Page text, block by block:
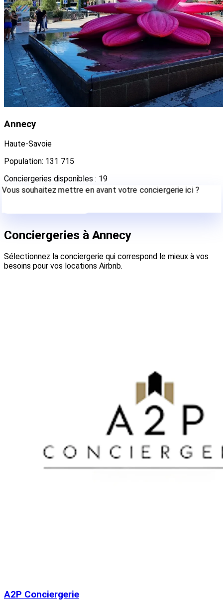
Annecy
Haute-Savoie
Population: 131 715
Conciergeries disponibles : 19
Vous souhaitez mettre en avant votre conciergerie ici ?
Conciergeries à Annecy
Sélectionnez la conciergerie qui correspond le mieux à vos
besoins pour vos locations Airbnb.
A2P Conciergerie